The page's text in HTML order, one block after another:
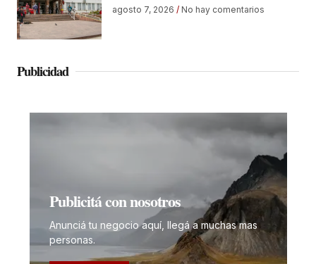
agosto 7, 2026 No hay comentarios
Publicidad
Publicitá con nosotros
Anunciá tu negocio aquí, llegá a muchas mas
personas.